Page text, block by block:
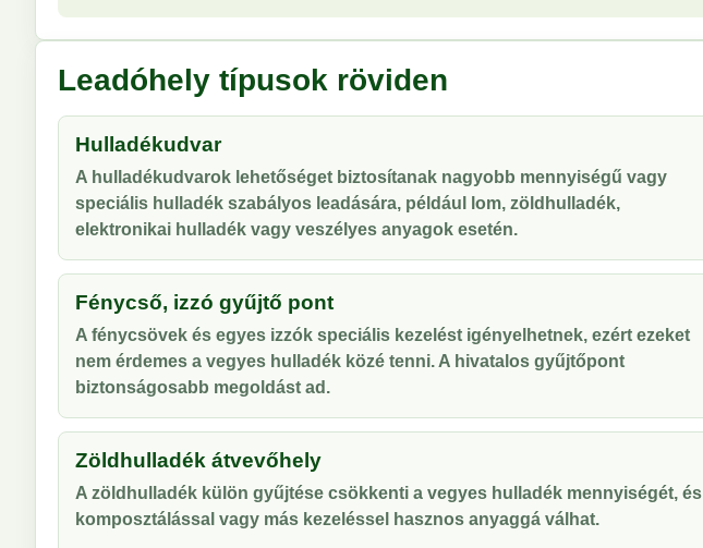
Leadóhely típusok röviden
Hulladékudvar
A hulladékudvarok lehetőséget biztosítanak nagyobb mennyiségű vagy
speciális hulladék szabályos leadására, például lom, zöldhulladék,
elektronikai hulladék vagy veszélyes anyagok esetén.
Fénycső, izzó gyűjtő pont
A fénycsövek és egyes izzók speciális kezelést igényelhetnek, ezért ezeket
nem érdemes a vegyes hulladék közé tenni. A hivatalos gyűjtőpont
biztonságosabb megoldást ad.
Zöldhulladék átvevőhely
A zöldhulladék külön gyűjtése csökkenti a vegyes hulladék mennyiségét, és
komposztálással vagy más kezeléssel hasznos anyaggá válhat.